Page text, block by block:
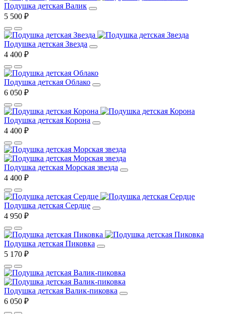
Подушка детская Валик
5 500 ₽
Подушка детская Звезда
4 400 ₽
Подушка детская Облако
6 050 ₽
Подушка детская Корона
4 400 ₽
Подушка детская Морская звезда
4 400 ₽
Подушка детская Сердце
4 950 ₽
Подушка детская Пиковка
5 170 ₽
Подушка детская Валик-пиковка
6 050 ₽